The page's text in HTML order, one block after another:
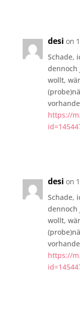
desi on
Schade,
dennoch
wollt,
https://
desi on
Schade,
dennoch
wollt,
https://